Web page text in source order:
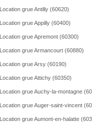
Location grue Antilly (60620)
Location grue Appilly (60400)
Location grue Apremont (60300)
Location grue Armancourt (60880)
Location grue Arsy (60190)
Location grue Attichy (60350)
Location grue Auchy-la-montagne
Location grue Auger-saint-vincent
Location grue Aumont-en-halatte